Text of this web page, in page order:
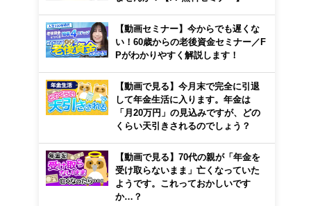
【動画セミナー】今からでも遅くな
い！60歳からの老後資金セミナー／F
Pがわかりやすく解説します！
【動画で見る】今月末で完全に引退
して年金生活に入ります。年金は
「月20万円」の見込みですが、どの
くらい天引きされるのでしょう？
【動画で見る】70代の親が「年金を
受け取らないまま」亡くなっていた
ようです。これっておかしいです
か…？